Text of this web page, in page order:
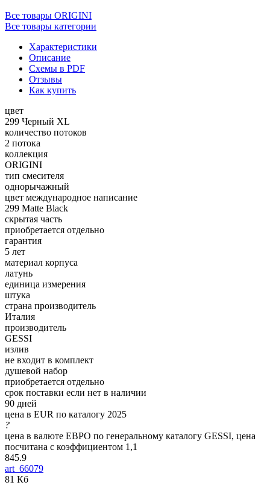
Все товары ORIGINI
Все товары категории
Характеристики
Описание
Схемы в PDF
Отзывы
Как купить
цвет
299 Черный XL
количество потоков
2 потока
коллекция
ORIGINI
тип смесителя
однорычажный
цвет международное написание
299 Matte Black
скрытая часть
приобретается отдельно
гарантия
5 лет
материал корпуса
латунь
единица измерения
штука
страна производитель
Италия
производитель
GESSI
излив
не входит в комплект
душевой набор
приобретается отдельно
срок поставки если нет в наличии
90 дней
цена в EUR по каталогу 2025
?
цена в валюте ЕВРО по генеральному каталогу GESSI, цена
посчитана с коэффициентом 1,1
845.9
art_66079
81 Кб